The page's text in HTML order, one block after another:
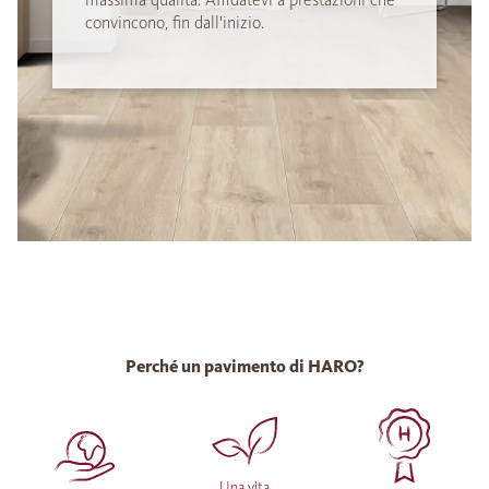
convincono, fin dall'inizio.
Perché un pavimento di HARO?